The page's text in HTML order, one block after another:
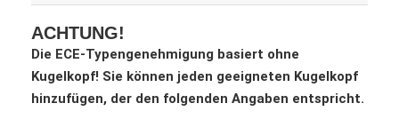
ACHTUNG!
Die ECE-Typengenehmigung basiert ohne
Kugelkopf! Sie können jeden geeigneten Kugelkopf
hinzufügen, der den folgenden Angaben entspricht.